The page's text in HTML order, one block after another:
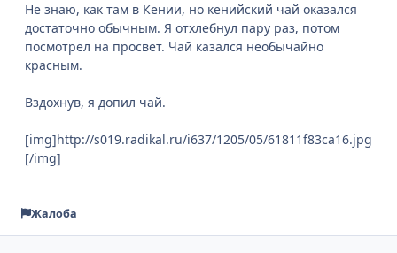
Не знаю, как там в Кении, но кенийский чай оказался
достаточно обычным. Я отхлебнул пару раз, потом
посмотрел на просвет. Чай казался необычайно
красным.
Вздохнув, я допил чай.
[img]http://s019.radikal.ru/i637/1205/05/61811f83ca16.jpg
[/img]
Жалоба